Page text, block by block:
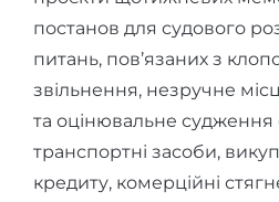
постанов для судового
питань, пов’язаних з
звільнення, незручне
та оцінювальне
транспортні засоби,
кредиту, комерційні